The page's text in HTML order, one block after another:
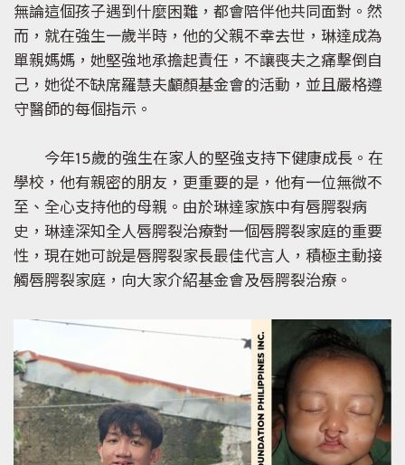
無論這個孩子遇到什麼困難，都會陪伴他共同面對。然
而，就在強生一歲半時，他的父親不幸去世，琳達成為
單親媽媽，她堅強地承擔起責任，不讓喪夫之痛擊倒自
己，她從不缺席羅慧夫顱顏基金會的活動，並且嚴格遵
守醫師的每個指示。
今年15歲的強生在家人的堅強支持下健康成長。在
學校，他有親密的朋友，更重要的是，他有一位無微不
至、全心支持他的母親。由於琳達家族中有唇腭裂病
史，琳達深知全人唇腭裂治療對一個唇腭裂家庭的重要
性，現在她可說是唇腭裂家長最佳代言人，積極主動接
觸唇腭裂家庭，向大家介紹基金會及唇腭裂治療。